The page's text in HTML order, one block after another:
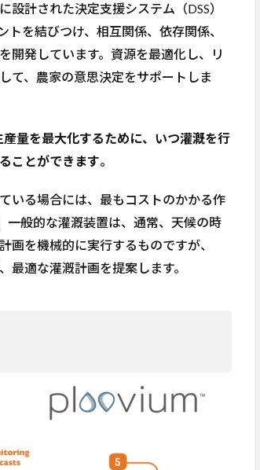
計された決定支援システム（DSS）
を結びつけ、相互関係、依存関係、
開発しています。資源を最適化し、リ
て、農家の意思決定をサポートしま
量を最大化するために、いつ灌漑を行
ことができます。
いる場合には、最もコストのかかる作
一般的な灌漑装置は、通常、天候の時
画を機械的に実行するものですが、
最適な灌漑計画を提案します。